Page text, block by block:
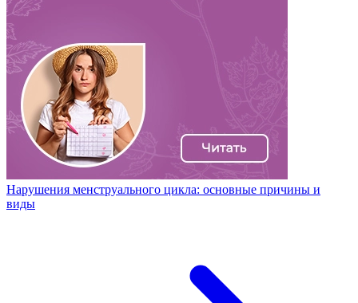
Нарушения менструального цикла: основные причины и
виды